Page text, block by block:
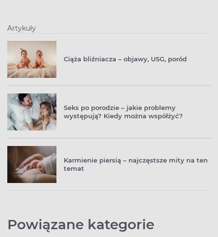
Artykuły
Ciąża bliźniacza – objawy, USG, poród
Seks po porodzie – jakie problemy
występują? Kiedy można współżyć?
Karmienie piersią – najczęstsze mity na ten
temat
Powiązane kategorie